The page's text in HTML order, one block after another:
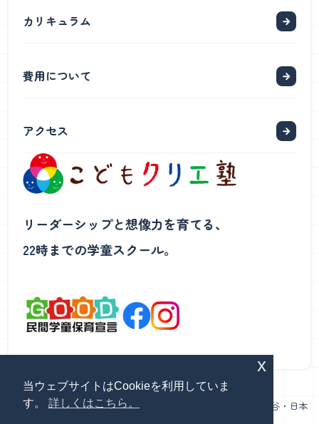
リーダーシップと想像力を育てる、
22時までの学童スクール。
カリキュラム
費用について
アクセス
民間学童保育・こどもクリエ塾｜白金台・表参道・四谷・茗荷谷・日本
当ウェブサイトはCookieを利用していま
す。 詳しくはこちら。
x